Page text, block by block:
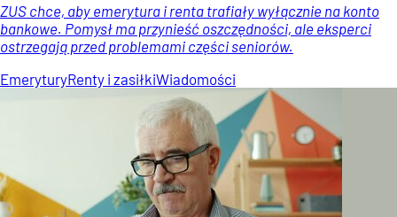
ZUS chce, aby emerytura i renta trafiały wyłącznie na konto
bankowe. Pomysł ma przynieść oszczędności, ale eksperci
ostrzegają przed problemami części seniorów.
EmeryturyRenty i zasiłkiWiadomości